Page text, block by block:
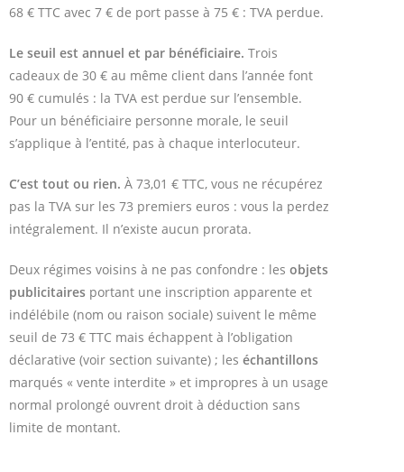
68 € TTC avec 7 € de port passe à 75 € : TVA perdue.
Le seuil est annuel et par bénéficiaire. Trois
cadeaux de 30 € au même client dans l’année font
90 € cumulés : la TVA est perdue sur l’ensemble.
Pour un bénéficiaire personne morale, le seuil
s’applique à l’entité, pas à chaque interlocuteur.
C’est tout ou rien. À 73,01 € TTC, vous ne récupérez
pas la TVA sur les 73 premiers euros : vous la perdez
intégralement. Il n’existe aucun prorata.
Deux régimes voisins à ne pas confondre : les objets
publicitaires portant une inscription apparente et
indélébile (nom ou raison sociale) suivent le même
seuil de 73 € TTC mais échappent à l’obligation
déclarative (voir section suivante) ; les échantillons
marqués « vente interdite » et impropres à un usage
normal prolongé ouvrent droit à déduction sans
limite de montant.